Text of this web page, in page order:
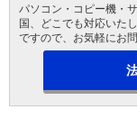
パソコン・コピー機・
国、どこでも対応いた
ですので、お気軽にお